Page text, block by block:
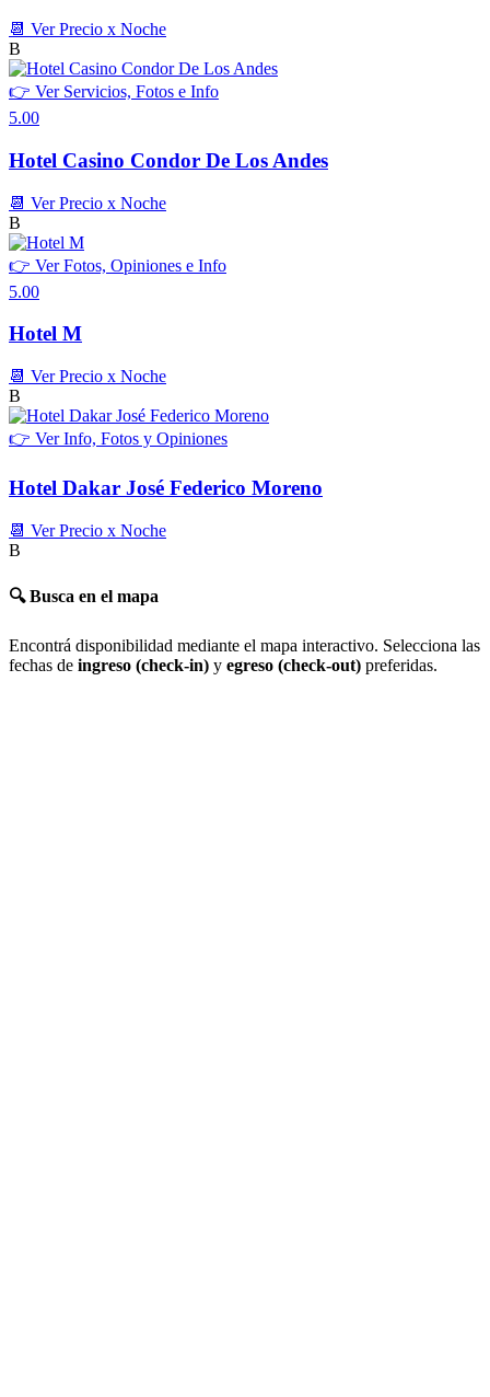
📆 Ver Precio x Noche
B
👉 Ver Servicios, Fotos e Info
5.00
Hotel Casino Condor De Los Andes
📆 Ver Precio x Noche
B
👉 Ver Fotos, Opiniones e Info
5.00
Hotel M
📆 Ver Precio x Noche
B
👉 Ver Info, Fotos y Opiniones
Hotel Dakar José Federico Moreno
📆 Ver Precio x Noche
B
🔍 Busca en el mapa
Encontrá disponibilidad mediante el mapa interactivo. Selecciona las
fechas de ingreso (check-in) y egreso (check-out) preferidas.